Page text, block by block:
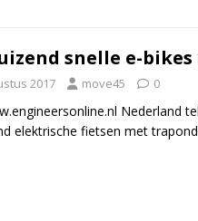
snelle e-
2017 move45 0
Nederland
elektrische fietsen met